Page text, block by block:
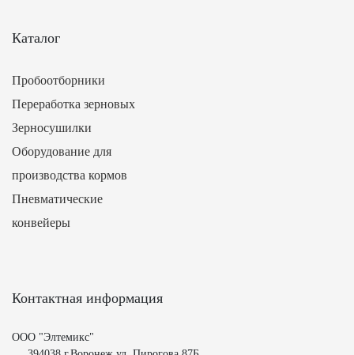
Каталог
Пробоотборники
Переработка зерновых
Зерносушилки
Оборудование для
производства кормов
Пневматические
конвейеры
Контактная информация
ООО "Элтемикс"